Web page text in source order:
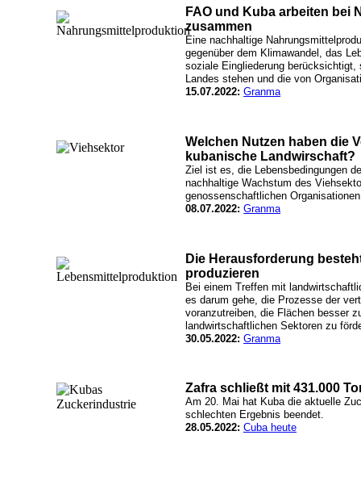
FAO und Kuba arbeiten bei
zusammen
Eine nachhaltige
gegenüber dem Klimawandel, das
soziale Eingliederung
Landes stehen und die von
15.07.2022: Granma
Welchen Nutzen haben die
kubanische Landwirschaft?
Ziel ist es, die Lebensbedingungen
nachhaltige Wachstum des
genossenschaftlichen
08.07.2022: Granma
Die Herausforderung
produzieren
Bei einem Treffen mit
es darum gehe, die Prozesse der
voranzutreiben, die Flächen besser
landwirtschaftlichen Sektoren zu
30.05.2022: Granma
Zafra schließt mit 431.000
Am 20. Mai hat Kuba die aktuelle
schlechten Ergebnis beendet.
28.05.2022: Cuba heute